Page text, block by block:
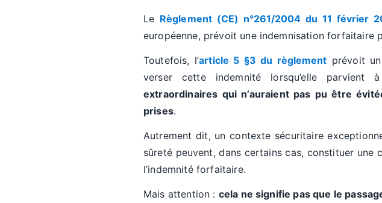
Le Règlement (CE) n°261/2004 du 11 février
européenne, prévoit une indemnisation forfaitaire
Toutefois, l’article 5 §3 du règlement prévoit
verser cette indemnité lorsqu’elle parvient
extraordinaires qui n’auraient pas pu être
prises.
Autrement dit, un contexte sécuritaire
sûreté peuvent, dans certains cas, constituer une
l’indemnité forfaitaire.
Mais attention : cela ne signifie pas que le